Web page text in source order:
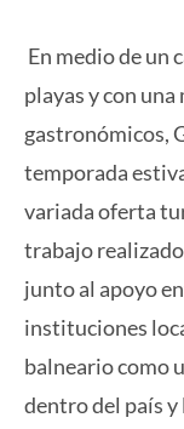
En medio de un
playas y con
gastronómicos,
temporada
variada oferta
trabajo
junto al apoyo
instituciones
balneario como
dentro del país y